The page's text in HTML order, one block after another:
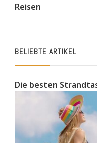
Reisen
BELIEBTE ARTIKEL
Die besten